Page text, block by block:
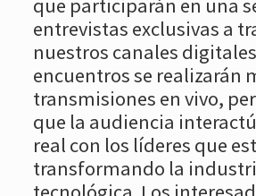
que participarán en una
entrevistas exclusivas a
nuestros canales
encuentros se realizarán
transmisiones en vivo,
que la audiencia
real con los líderes que
transformando la